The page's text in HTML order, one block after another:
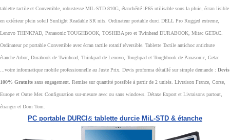
tablette tactile et Convertible, robustesse MIL-STD 810G, étanchéité iP65 utilisable sous la pluie, écran lisible
en extérieur plein soleil Sunlight Readable SR nits. Ordinateur portable durci DELL Pro Rugged extreme,
Lenovo THINKPAD, Panasonic TOUGHBOOK, TOSHIBA pro et Twinhead DURABOOK, Mitac GETAC.
Ordinateur pc portable Convertible avec écran tactile rotatif réversible. Tablette Tactile antichoc antichute
étanche Arbor, Durabook de Twinhead, Thinkpad de Lenovo, Toughpad et Toughbook de Panasonic, Getac
...votre informatique mobile professionnelle au Juste Prix. Devis proforma détaillé sur simple demande : Devis
100% Gratuits sans engagement. Remise sur quantité possible à partir de 2 unités. Livraison France, Corse,
Europe et Outre Mer. Configuration sur-mesure avec ou sans windows. Détaxe Export et Livraisons partout,
étranger et Dom Tom.
PC portable DURCI & tablette durcie MiL-STD & étanche